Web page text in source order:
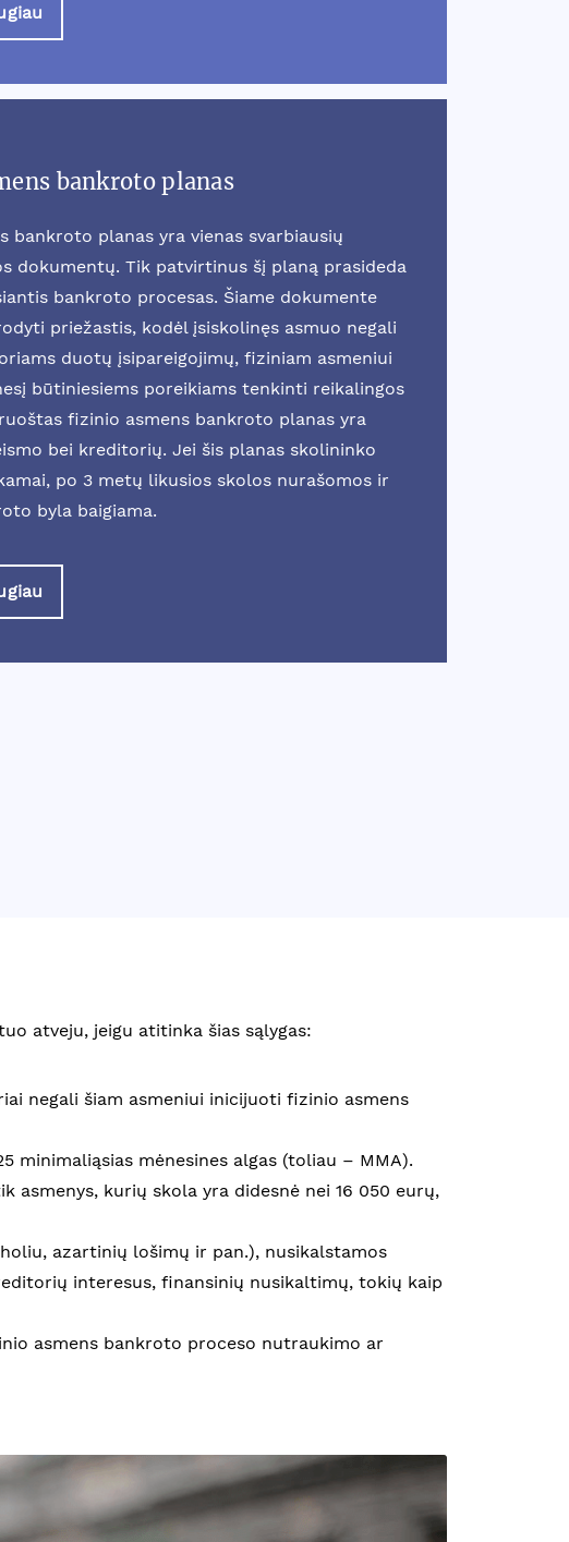
bankroto planas
bankroto planas yra vienas svarbiausių
dokumentų. Tik patvirtinus šį planą prasideda
bankroto procesas. Šiame dokumente
priežastis, kodėl įsiskolinęs asmuo negali
duotų įsipareigojimų, fiziniam asmeniui
būtiniesiems poreikiams tenkinti reikalingos
fizinio asmens bankroto planas yra
bei kreditorių. Jei šis planas skolininko
po 3 metų likusios skolos nurašomos ir
byla baigiama.
atveju, jeigu atitinka šias sąlygas:
negali šiam asmeniui inicijuoti fizinio asmens
minimaliąsias mėnesines algas (toliau – MMA).
asmenys, kurių skola yra didesnė nei 16 050 eurų,
azartinių lošimų ir pan.), nusikalstamos
interesus, finansinių nusikaltimų, tokių kaip
asmens bankroto proceso nutraukimo ar